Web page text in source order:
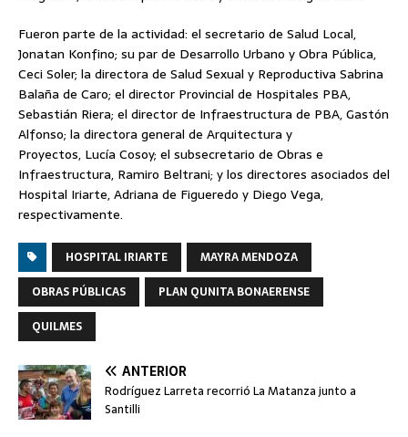
Fueron parte de la actividad: el secretario de Salud Local,
Jonatan Konfino; su par de Desarrollo Urbano y Obra Pública,
Ceci Soler; la directora de Salud Sexual y Reproductiva Sabrina
Balaña de Caro; el director Provincial de Hospitales PBA,
Sebastián Riera; el director de Infraestructura de PBA, Gastón
Alfonso; la directora general de Arquitectura y
Proyectos, Lucía Cosoy; el subsecretario de Obras e
Infraestructura, Ramiro Beltrani; y los directores asociados del
Hospital Iriarte, Adriana de Figueredo y Diego Vega,
respectivamente.
HOSPITAL IRIARTE
MAYRA MENDOZA
OBRAS PÚBLICAS
PLAN QUNITA BONAERENSE
QUILMES
ANTERIOR
Rodríguez Larreta recorrió La Matanza junto a
Santilli